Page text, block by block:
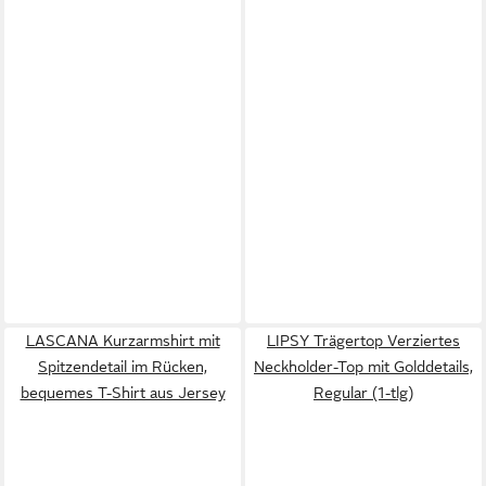
LASCANA Kurzarmshirt mit
Spitzendetail im Rücken,
bequemes T-Shirt aus Jersey
LIPSY Trägertop Verziertes
Neckholder-Top mit Golddetails,
Regular (1-tlg)